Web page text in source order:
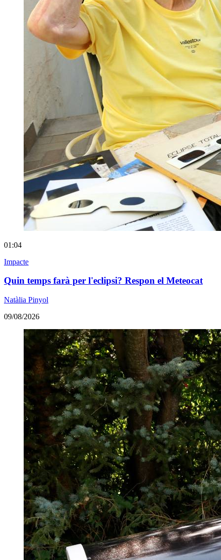
01:04
Impacte
Quin temps farà per l'eclipsi? Respon el Meteocat
Natàlia Pinyol
09/08/2026